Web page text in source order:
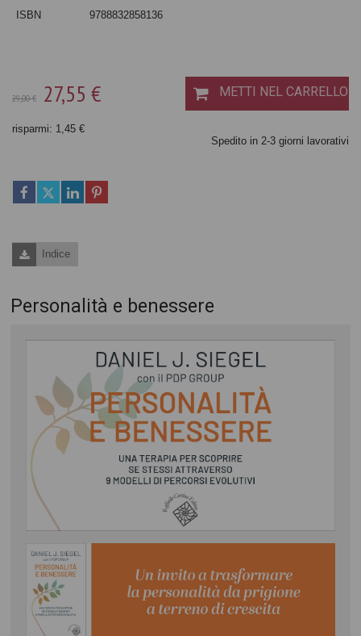
ISBN 9788832858136
29,00 € 27,55 € METTI NEL CARRELLO
risparmi: 1,45 €
Spedito in 2-3 giorni lavorativi
Indice
Personalità e benessere